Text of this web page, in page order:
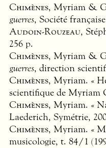
Chimènes, Myriam &
guerres, Société
Audoin-Rouzeau,
256 p.
Chimènes, Myriam &
guerres, direction
Chimènes, Myriam. «
scientifique de Myriam
Chimènes, Myriam. «
Laederich, Symétrie,
Chimènes, Myriam. «
musicologie, t. 84/1